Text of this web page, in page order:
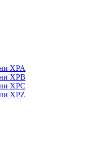
XPA
XPB
XPC
XPZ